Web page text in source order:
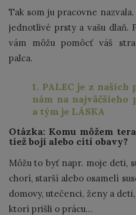
Tak som ju pracovne
jednotlivé prsty a vašu dlaň.
vám môžu pomôcť váš
palca.
1. PALEC je z
nám na
a tým je LÁSKA
Otázka: Komu môžem
tiež bojí alebo cíti obavy?
Môžu to byť napr. moje deti,
chorí, starší alebo osamelí
domovy, utečenci, ženy a
ktorí prišli o prácu...